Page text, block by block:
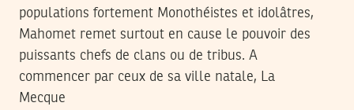
populations fortement Monothéistes et idolâtres,
Mahomet remet surtout en cause le pouvoir des
puissants chefs de clans ou de tribus. A
commencer par ceux de sa ville natale, La
Mecque